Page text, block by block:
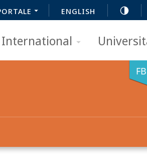
ENGLISH
International